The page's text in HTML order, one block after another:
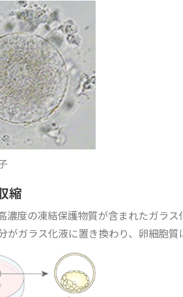
縮
濃度の凍結保護物質が含まれたガラス
がガラス化液に置き換わり、卵細胞質